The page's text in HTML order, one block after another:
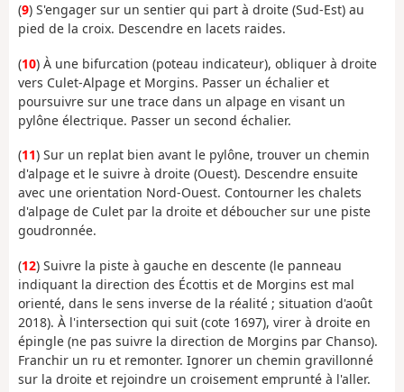
(9) S'engager sur un sentier qui part à droite (Sud-Est) au
pied de la croix. Descendre en lacets raides.
(10) À une bifurcation (poteau indicateur), obliquer à droite
vers Culet-Alpage et Morgins. Passer un échalier et
poursuivre sur une trace dans un alpage en visant un
pylône électrique. Passer un second échalier.
(11) Sur un replat bien avant le pylône, trouver un chemin
d'alpage et le suivre à droite (Ouest). Descendre ensuite
avec une orientation Nord-Ouest. Contourner les chalets
d'alpage de Culet par la droite et déboucher sur une piste
goudronnée.
(12) Suivre la piste à gauche en descente (le panneau
indiquant la direction des Écottis et de Morgins est mal
orienté, dans le sens inverse de la réalité ; situation d'août
2018). À l'intersection qui suit (cote 1697), virer à droite en
épingle (ne pas suivre la direction de Morgins par Chanso).
Franchir un ru et remonter. Ignorer un chemin gravillonné
sur la droite et rejoindre un croisement emprunté à l'aller.